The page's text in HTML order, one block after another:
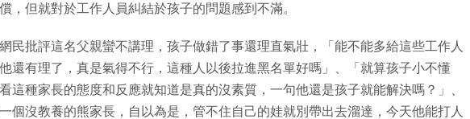
，但就對於工作人員糾結於孩子的問題感到不滿。
民批評這名父親蠻不講理，孩子做錯了事還理直氣壯，「能不能多給這些工作人
還有理了，真是氣得不行，這種人以後拉進黑名單好嗎」、「就算孩子小不懂
這種家長的態度和反應就知道是真的沒素質，一句他還是孩子就能解決嗎？」、
個沒教養的熊家長，自以為是，管不住自己的娃就別帶出去溜達，今天他能打人